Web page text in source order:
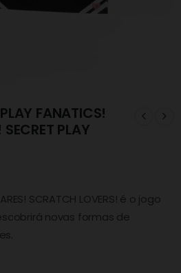
FANATICS!
PLAY
SCRATCH LOVERS! é o jogo
novas formas de